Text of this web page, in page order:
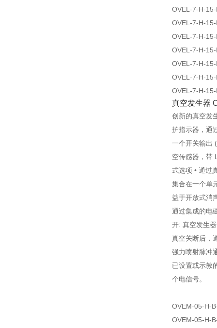
OVEL-7-H-
OVEL-7-H-
OVEL-7-H-
OVEL-7-H-
OVEL-7-H-
OVEL-7-H-
OVEL-7-H-
真空发生器
创新的真空发
护指示器，通
一个开关输出
空传感器，带
式选项 • 通过
集合在一个单
益于开放式消
通过集成的电
开: 真空发生
真空关断后，
强力喷射脉冲
已设置或示教
个电信号。
OVEM-05-H-
OVEM-05-H-